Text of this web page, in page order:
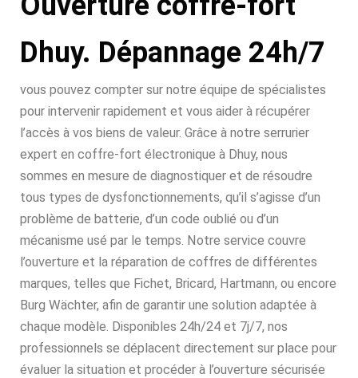
Dhuy. Dépannage 24h/7
vous pouvez compter sur notre équipe de spécialistes
pour intervenir rapidement et vous aider à récupérer
l’accès à vos biens de valeur. Grâce à notre serrurier
expert en coffre-fort électronique à Dhuy, nous
sommes en mesure de diagnostiquer et de résoudre
tous types de dysfonctionnements, qu’il s’agisse d’un
problème de batterie, d’un code oublié ou d’un
mécanisme usé par le temps. Notre service couvre
l’ouverture et la réparation de coffres de différentes
marques, telles que Fichet, Bricard, Hartmann, ou encore
Burg Wächter, afin de garantir une solution adaptée à
chaque modèle. Disponibles 24h/24 et 7j/7, nos
professionnels se déplacent directement sur place pour
évaluer la situation et procéder à l’ouverture sécurisée